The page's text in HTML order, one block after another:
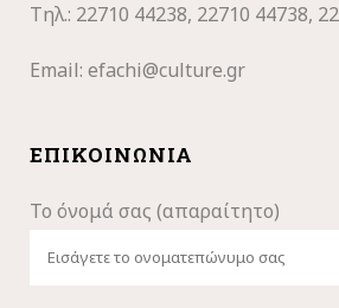
Τηλ.: 22710 44238, 22710 44738,
Email: efachi@culture.gr
ΕΠΙΚΟΙΝΩΝΊΑ
Το όνομά σας (απαραίτητο)